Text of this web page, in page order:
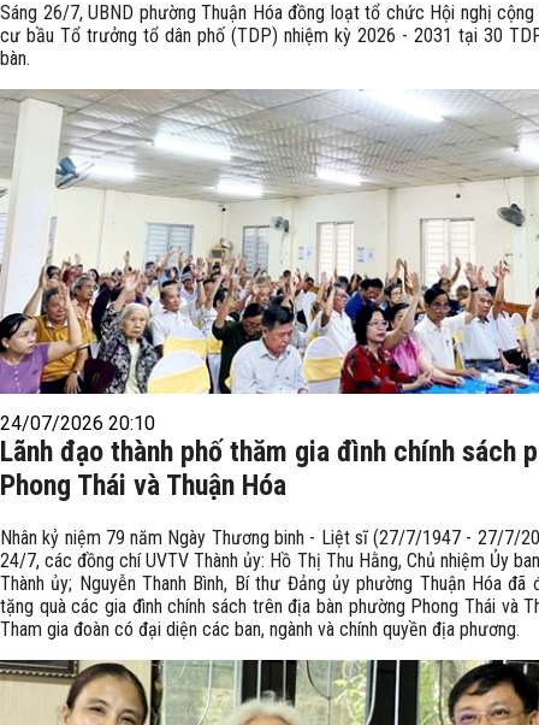
Sáng 26/7, UBND phường Thuận Hóa đồng loạt tổ chức Hội nghị cộng
cư bầu Tổ trưởng tổ dân phố (TDP) nhiệm kỳ 2026 - 2031 tại 30
bàn.
24/07/2026 20:10
Lãnh đạo thành phố thăm gia đình chính sách
Phong Thái và Thuận Hóa
Nhân kỷ niệm 79 năm Ngày Thương binh - Liệt sĩ (27/7/1947 - 27/7/
24/7, các đồng chí UVTV Thành ủy: Hồ Thị Thu Hằng, Chủ nhiệm Ủy
Thành ủy; Nguyễn Thanh Bình, Bí thư Đảng ủy phường Thuận Hóa đã
tặng quà các gia đình chính sách trên địa bàn phường Phong Thái và
Tham gia đoàn có đại diện các ban, ngành và chính quyền địa phương.